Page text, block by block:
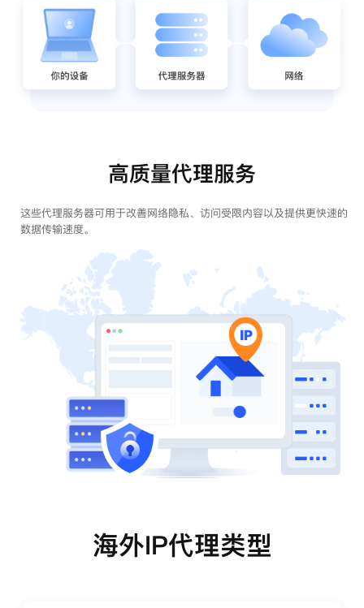
高质量代理服务
这些代理服务器可用于改善网络隐私、访问受限内容以及提供更快速的
数据传输速度。
海外IP代理类型